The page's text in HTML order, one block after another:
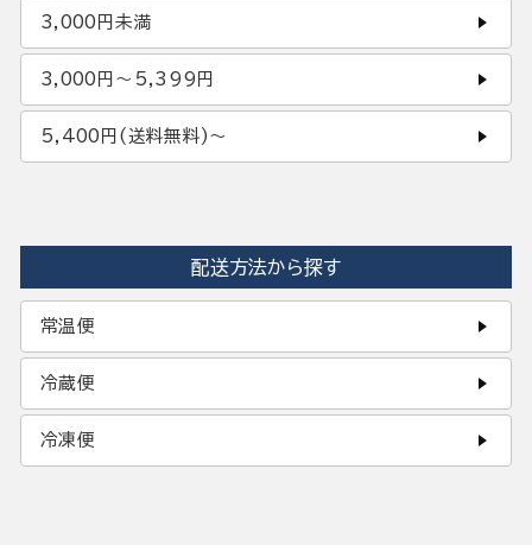
3,000円未満
3,000円〜5,399円
5,400円(送料無料)〜
配送方法から探す
常温便
冷蔵便
冷凍便